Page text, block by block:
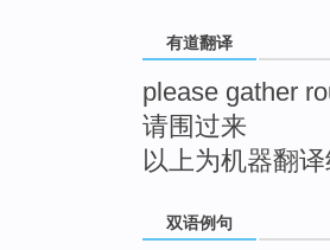
有道翻译
please gather
请围过来
以上为机器翻
双语例句